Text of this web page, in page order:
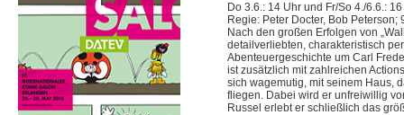
Do 3.6.: 14 Uhr und Fr/So 4./6.6.:
Regie: Peter Docter, Bob
Nach den großen Erfolgen von
detailverliebten, charakteristisch
Abenteuergeschichte um Carl
ist zusätzlich mit zahlreichen
sich wagemutig, mit seinem Haus,
fliegen. Dabei wird er unfreiwillig
Russel erlebt er schließlich das